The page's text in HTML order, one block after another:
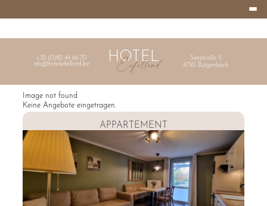
EIFELLAND
+32 (0)80 44 66 70
info@hoteleifelland.be
HOTEL
Eifelland
Seestraße 5
4750 Bütgenbach
Image not found
Keine Angebote eingetragen.
APPARTEMENT